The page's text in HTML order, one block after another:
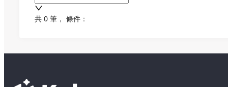
共 0 筆 ， 條件：